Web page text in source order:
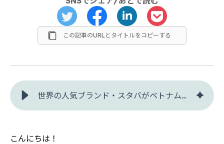
この記事のURLとタイトルをコピーする
世界の人気ブランド・スタバがベトナムで出店数を伸ばせないワケ - クリスク
こんにちは！